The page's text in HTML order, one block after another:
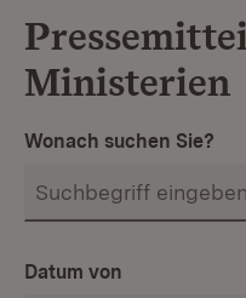
Ministerien
Wonach suchen Sie?
Datum von